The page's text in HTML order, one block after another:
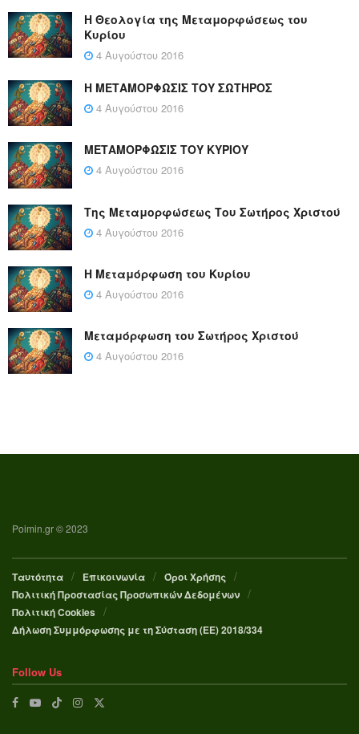
Η Θεολογία της Μεταμορφώσεως του
Κυρίου
4 Αυγούστου 2016
Η ΜΕΤΑΜΟΡΦΩΣΙΣ ΤΟΥ ΣΩΤΗΡΟΣ
4 Αυγούστου 2016
ΜΕΤΑΜΟΡΦΩΣΙΣ ΤΟΥ ΚΥΡΙΟΥ
4 Αυγούστου 2016
Της Μεταμορφώσεως Του Σωτήρος Χριστού
4 Αυγούστου 2016
Η Μεταμόρφωση του Κυρίου
4 Αυγούστου 2016
Μεταμόρφωση του Σωτήρος Χριστού
4 Αυγούστου 2016
Poimin.gr © 2023
Ταυτότητα Επικοινωνία
Όροι Χρήσης
Πολιτική Προστασίας Προσωπικών Δεδομένων
Πολιτική Cookies
Δήλωση Συμμόρφωσης με τη Σύσταση (ΕΕ) 2018/334
Follow Us